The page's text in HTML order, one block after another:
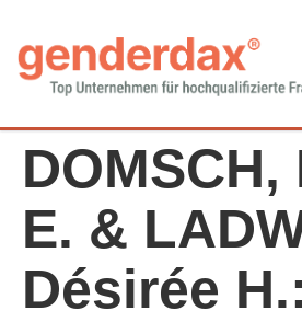
E. &
Désirée H.: